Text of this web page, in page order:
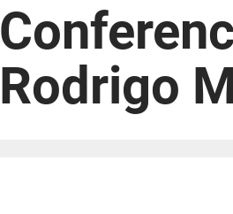
Rodrigo